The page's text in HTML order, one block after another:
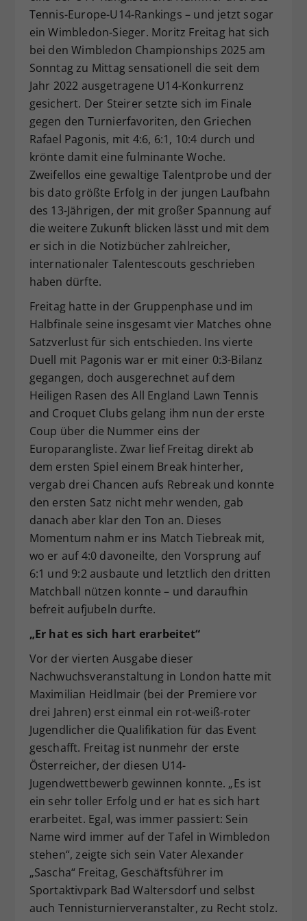
Tennis-Europe-U14-Rankings – und jetzt sogar
ein Wimbledon-Sieger. Moritz Freitag hat sich
bei den Wimbledon Championships 2025 am
Sonntag zu Mittag sensationell die seit dem
Jahr 2022 ausgetragene U14-Konkurrenz
gesichert. Der Steirer setzte sich im Finale
gegen den Turnierfavoriten, den Griechen
Rafael Pagonis, mit 4:6, 6:1, 10:4 durch und
krönte damit eine fulminante Woche.
Zweifellos eine gewaltige Talentprobe und der
bis dato größte Erfolg in der jungen Laufbahn
des 13-Jährigen, der mit großer Spannung auf
die weitere Zukunft blicken lässt und mit dem
er sich in die Notizbücher zahlreicher,
internationaler Talentescouts geschrieben
haben dürfte.
Freitag hatte in der Gruppenphase und im
Halbfinale seine insgesamt vier Matches ohne
Satzverlust für sich entschieden. Ins vierte
Duell mit Pagonis war er mit einer 0:3-Bilanz
gegangen, doch ausgerechnet auf dem
Heiligen Rasen des All England Lawn Tennis
and Croquet Clubs gelang ihm nun der erste
Coup über die Nummer eins der
Europarangliste. Zwar lief Freitag direkt ab
dem ersten Spiel einem Break hinterher,
vergab drei Chancen aufs Rebreak und konnte
den ersten Satz nicht mehr wenden, gab
danach aber klar den Ton an. Dieses
Momentum nahm er ins Match Tiebreak mit,
wo er auf 4:0 davoneilte, den Vorsprung auf
6:1 und 9:2 ausbaute und letztlich den dritten
Matchball nützen konnte – und daraufhin
befreit aufjubeln durfte.
„Er hat es sich hart erarbeitet“
Vor der vierten Ausgabe dieser
Nachwuchsveranstaltung in London hatte mit
Maximilian Heidlmair (bei der Premiere vor
drei Jahren) erst einmal ein rot-weiß-roter
Jugendlicher die Qualifikation für das Event
geschafft. Freitag ist nunmehr der erste
Österreicher, der diesen U14-
Jugendwettbewerb gewinnen konnte. „Es ist
ein sehr toller Erfolg und er hat es sich hart
erarbeitet. Egal, was immer passiert: Sein
Name wird immer auf der Tafel in Wimbledon
stehen“, zeigte sich sein Vater Alexander
„Sascha“ Freitag, Geschäftsführer im
Sportaktivpark Bad Waltersdorf und selbst
auch Tennisturnierveranstalter, zu Recht stolz.
Zweck
Dieser Wert speichert Ihre Consent-
Einstellungen. Unter anderem eine
zufällig generierte ID, für die
historische Speicherung Ihrer
vorgenommen Einstellungen, falls der
Webseiten-Betreiber dies eingestellt
hat.